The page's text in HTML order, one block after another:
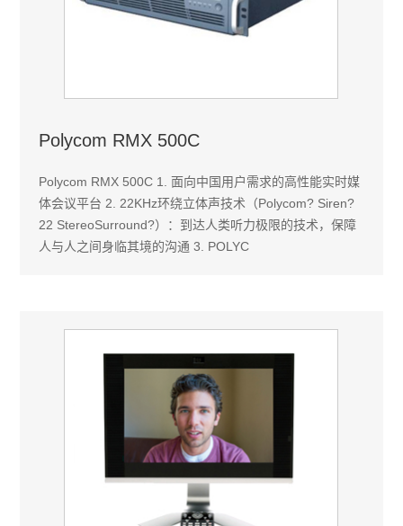
Polycom RMX 500C
Polycom RMX 500C 1. 面向中国用户需求的高性能实时媒
体会议平台 2. 22KHz环绕立体声技术（Polycom? Siren?
22 StereoSurround?）：到达人类听力极限的技术，保障
人与人之间身临其境的沟通 3. POLYC